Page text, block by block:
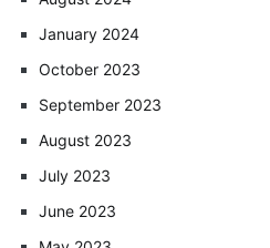
January 2024
October 2023
September 2023
August 2023
July 2023
June 2023